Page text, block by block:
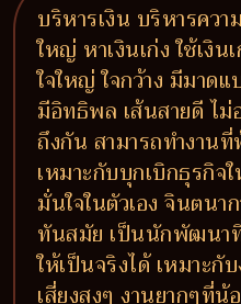
บริหารเงิน บริหารคว
ใหญ่ หาเงินเก่ง ใช้เงิ
ใจใหญ่ ใจกว้าง มีมาด
มีอิทธิพล เส้นสายดี ไ
ถึงกัน สามารถทำงานที่
เหมาะกับบุกเบิกธุรกิจ
มั่นใจในตัวเอง จินตนา
ทันสมัย เป็นนักพัฒนา
ให้เป็นจริงได้ เหมาะ
เสี่ยงสูงๆ งานยากๆที่น้